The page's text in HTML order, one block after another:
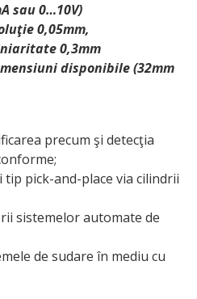
sau 0…10V)
0,05mm,
0,3mm
disponibile (32mm
precum şi detecţia
tip pick-and-place via cilindrii
sistemelor automate de
de sudare în mediu cu